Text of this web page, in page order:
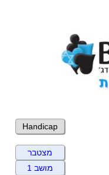
Handicap
מצטבר
מושב 1